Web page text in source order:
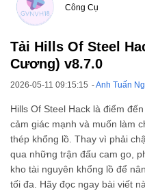
Công Cụ
Tải Hills Of Steel
Cương) v8.7.0
2026-05-11 09:15:15 -Anh Tuấn
Hills Of Steel Hack là điểm
cảm giác mạnh và muốn làm
thép khổng lồ. Thay vì phải
qua những trận đấu cam go,
kho tài nguyên khổng lồ để
tối đa. Hãy đọc ngay bài viết